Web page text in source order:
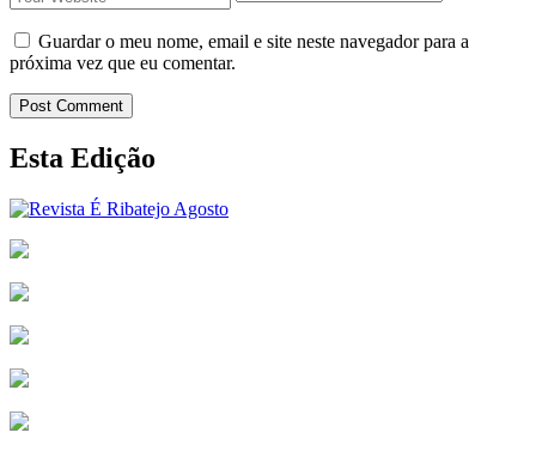
Guardar o meu nome, email e site neste navegador para a
próxima vez que eu comentar.
Post Comment
Esta Edição